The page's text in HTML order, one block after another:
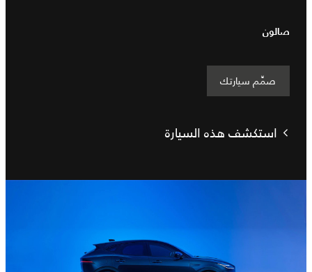
صالون
صمِّم سيارتك
استكشف هذه السيارة